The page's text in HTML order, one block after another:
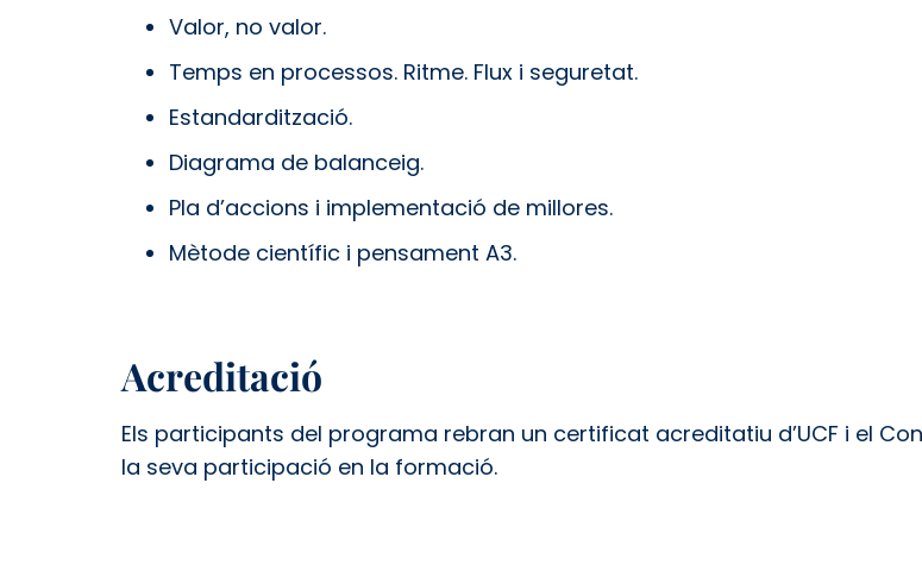
Valor, no valor.
Temps en processos. Ritme. Flux i seguretat.
Estandardització.
Diagrama de balanceig.
Pla d’accions i implementació de millores.
Mètode científic i pensament A3.
Acreditació
Els participants del programa rebran un certificat acreditatiu d’UCF i el
la seva participació en la formació.